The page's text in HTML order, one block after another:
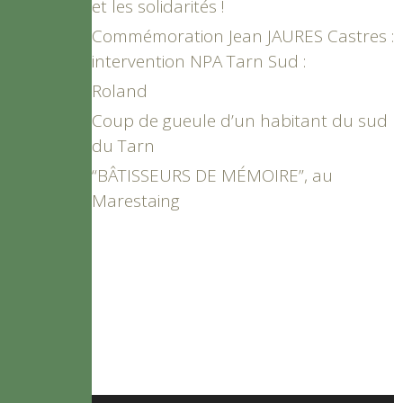
et les solidarités !
Commémoration Jean JAURES Castres :
intervention NPA Tarn Sud :
Roland
Coup de gueule d’un habitant du sud
du Tarn
“BÂTISSEURS DE MÉMOIRE”, au
Marestaing